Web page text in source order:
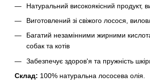
Натуральний високоякісний продукт,
Виготовлений зі свіжого лосося,
Багатий незамінними жирними
собак та котів
Забезпечує здоров'я та пружність
Склад: 100% натуральна лососева олія.